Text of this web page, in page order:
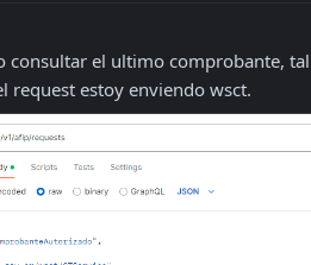
consultar el ultimo comprobante,
request estoy enviendo wsct.